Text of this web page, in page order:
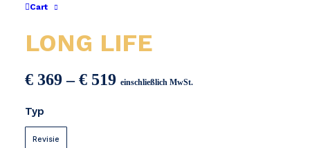
Cart
VELDIA VERIA 420
LONG LIFE
€ 369 –€ 519Preisspanne:
einschließlich MwSt.
Typ
Revisie